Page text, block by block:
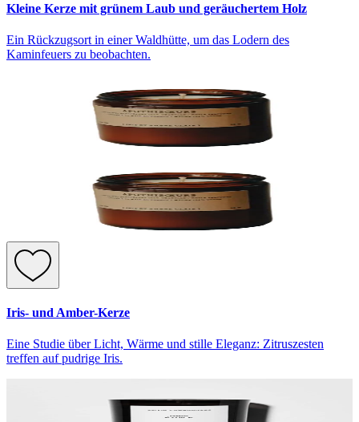
Kleine Kerze mit grünem Laub und geräuchertem Holz
Ein Rückzugsort in einer Waldhütte, um das Lodern des
Kaminfeuers zu beobachten.
Iris- und Amber-Kerze
Eine Studie über Licht, Wärme und stille Eleganz: Zitruszesten
treffen auf pudrige Iris.